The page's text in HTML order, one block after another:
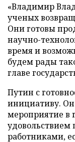
«Владимир
ученых
Они готовы
научно-
время и
будем рады
главе
Путин с
инициативу.
мероприятие в
работниками,